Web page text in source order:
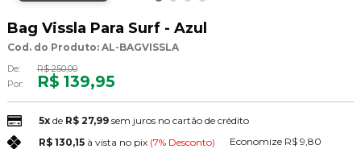
Bag Vissla Para Surf - Azul
Cod. do Produto: AL-BAGVISSLA
De:
R$ 250,00
Por:
R$ 139,95
5xde R$ 27,99 sem juros no cartão de crédito
R$ 130,15 à vista no pix (7% Desconto) Economize R$ 9,80